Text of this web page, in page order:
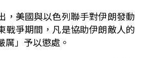
，美國與以色列聯手對伊朗發動
戰爭期間，凡是協助伊朗敵人的
厲」予以懲處。